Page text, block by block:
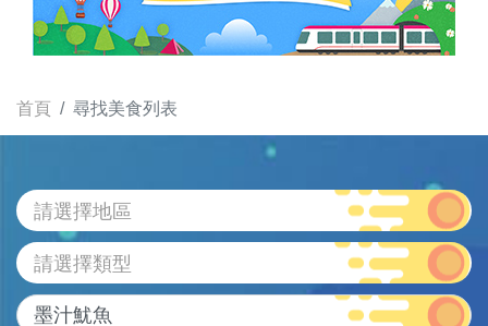
首頁 尋找美食列表
請選擇地區
請選擇類型